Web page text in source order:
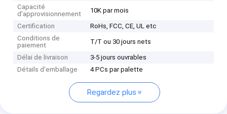
Capacité
d'approvisionnement
10K par mois
Certification
RoHs, FCC, CE, UL etc
Conditions de
paiement
T/T ou 30 jours nets
Délai de livraison
3-5 jours ouvrables
Détails d'emballage
4 PCs par palette
Regardez plus